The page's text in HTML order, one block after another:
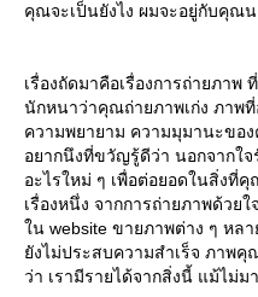
คุณจะเป็นยังไง ผมจะอยู่กับคุณน
เรื่องถัดมาคือเรื่องการถ่ายภา
นักหนาว่าคุณถ่ายภาพเก่ง ภาพ
ความพยายาม ความมุมานะข
อยากนึงที่ขวัญรู้ดีว่า นอกจากใ
อะไรใหม่ ๆ เพื่อต่อยอดในสิ่งที่
เรื่องหนึ่ง จากการถ่ายภาพด้ว
น website ขายภาพต่าง ๆ ห
งไม่ประสบความสำเร็จ ภาพคุ
ว่า เรามีรายได้จากสิ่งนี้ แม้ไม่ม